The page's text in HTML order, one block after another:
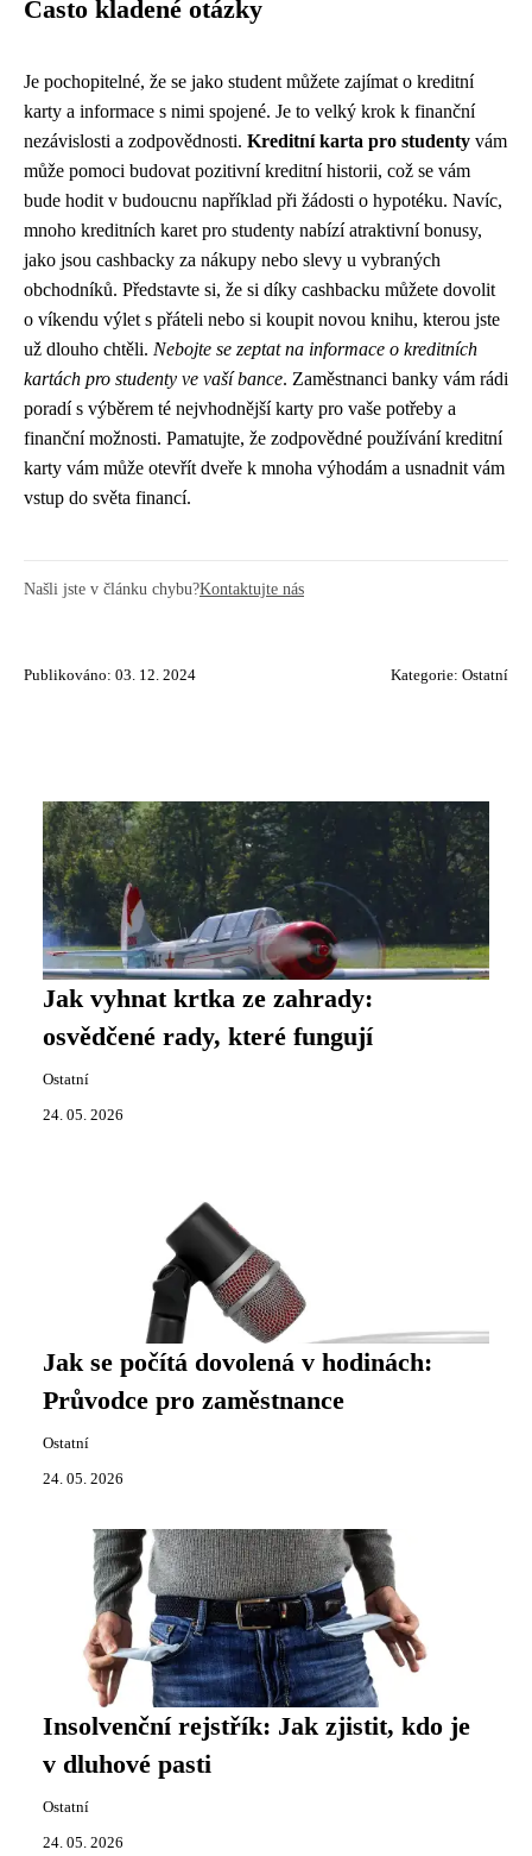
Často kladené otázky
Je pochopitelné, že se jako student můžete zajímat o kreditní
karty a informace s nimi spojené. Je to velký krok k finanční
nezávislosti a zodpovědnosti. Kreditní karta pro studenty vám
může pomoci budovat pozitivní kreditní historii, což se vám
bude hodit v budoucnu například při žádosti o hypotéku. Navíc,
mnoho kreditních karet pro studenty nabízí atraktivní bonusy,
jako jsou cashbacky za nákupy nebo slevy u vybraných
obchodníků. Představte si, že si díky cashbacku můžete dovolit
o víkendu výlet s přáteli nebo si koupit novou knihu, kterou jste
už dlouho chtěli. Nebojte se zeptat na informace o kreditních
kartách pro studenty ve vaší bance. Zaměstnanci banky vám rádi
poradí s výběrem té nejvhodnější karty pro vaše potřeby a
finanční možnosti. Pamatujte, že zodpovědné používání kreditní
karty vám může otevřít dveře k mnoha výhodám a usnadnit vám
vstup do světa financí.
Našli jste v článku chybu?Kontaktujte nás
Publikováno: 03. 12. 2024 Kategorie: Ostatní
Jak vyhnat krtka ze zahrady:
osvědčené rady, které fungují
Ostatní
24. 05. 2026
Jak se počítá dovolená v hodinách:
Průvodce pro zaměstnance
Ostatní
24. 05. 2026
Insolvenční rejstřík: Jak zjistit, kdo je
v dluhové pasti
Ostatní
24. 05. 2026